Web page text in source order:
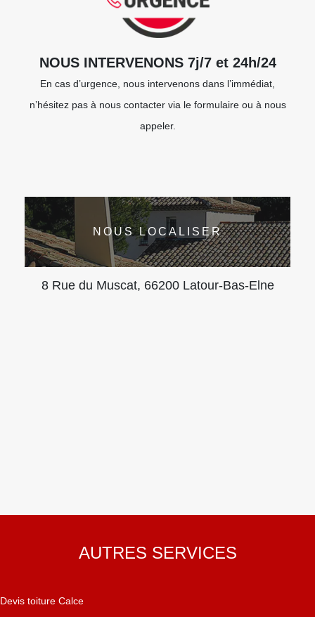
NOUS INTERVENONS 7j/7 et 24h/24
En cas d’urgence, nous intervenons dans l’immédiat,
n’hésitez pas à nous contacter via le formulaire ou à nous
appeler.
NOUS LOCALISER
8 Rue du Muscat, 66200 Latour-Bas-Elne
AUTRES SERVICES
Devis toiture Calce